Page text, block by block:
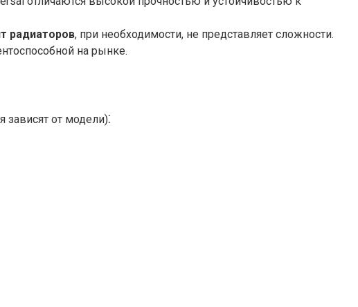
радиаторов, при необходимости, не представляет сложности.
на рынке.
от модели)⁚